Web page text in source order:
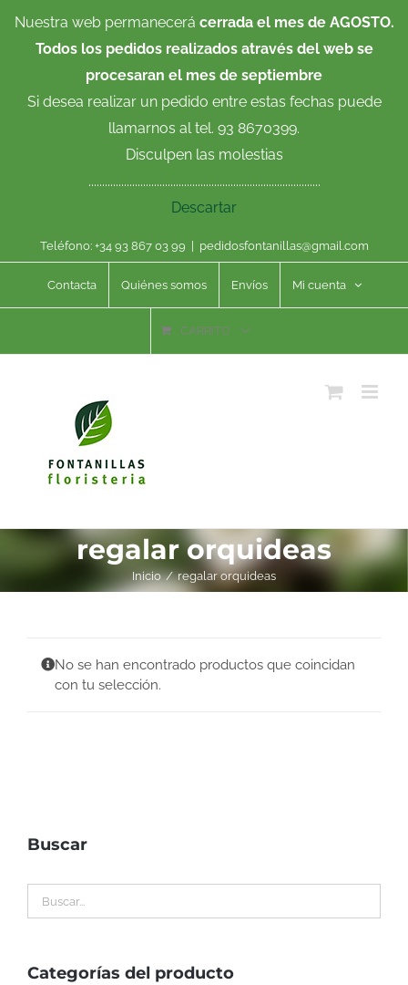
Nuestra web permanecerá cerrada el mes de AGOSTO.
Todos los pedidos realizados através del web se
procesaran el mes de septiembre
Si desea realizar un pedido entre estas fechas puede
llamarnos al tel. 93 8670399.
Disculpen las molestias
.....................................................................................
Descartar
Teléfono: +34 93 867 03 99 pedidosfontanillas@gmail.com
Contacta Quiénes somos Envíos Mi cuenta
CARRITO
regalar orquideas
Inicio regalar orquideas
No se han encontrado productos que coincidan
con tu selección.
Buscar
Categorías del producto